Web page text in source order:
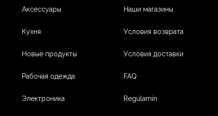
Аксессуары
Кухня
Новые продукты
Рабочая одежда
Электроника
Наши магазины
Условия возврата
Условия доставки
FAQ
Regulamin